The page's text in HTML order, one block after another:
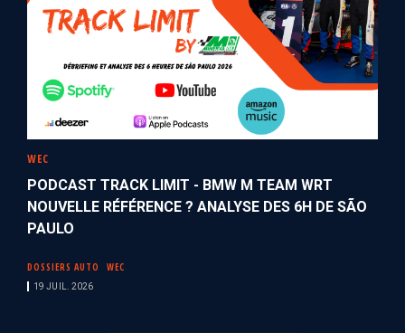
WEC
PODCAST TRACK LIMIT - BMW M TEAM WRT
NOUVELLE RÉFÉRENCE ? ANALYSE DES 6H DE SÃO
PAULO
DOSSIERS AUTO WEC
19 JUIL. 2026